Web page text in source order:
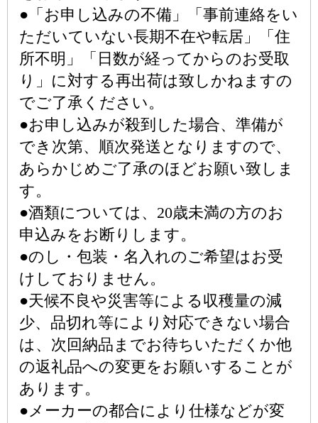
●「お申し込みの不備」「事前連絡をい
ただいていない長期不在や転居」「住
所不明」「日数が経ってからのお受取
り」に対する再出荷は致しかねますの
でご了承ください。
●お申し込みが殺到した場合、準備が
でき次第、順次発送となりますので、
あらかじめご了承のほどお願い致しま
す。
●酒類については、20歳未満の方のお
申込みをお断りします。
●のし・包装・名入れのご希望はお受
けしておりません。
●天候不良や災害等による収穫量の減
少、品切れ等により対応できない場合
は、次回納品までお待ちいただくか他
の返礼品への変更をお願いすることが
あります。
●メーカーの都合により仕様などが変